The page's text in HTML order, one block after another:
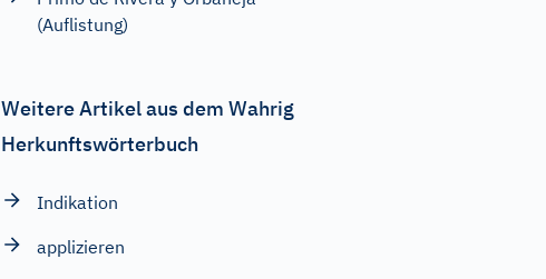
(Auflistung)
Weitere Artikel aus dem Wahrig
Herkunftswörterbuch
Indikation
applizieren